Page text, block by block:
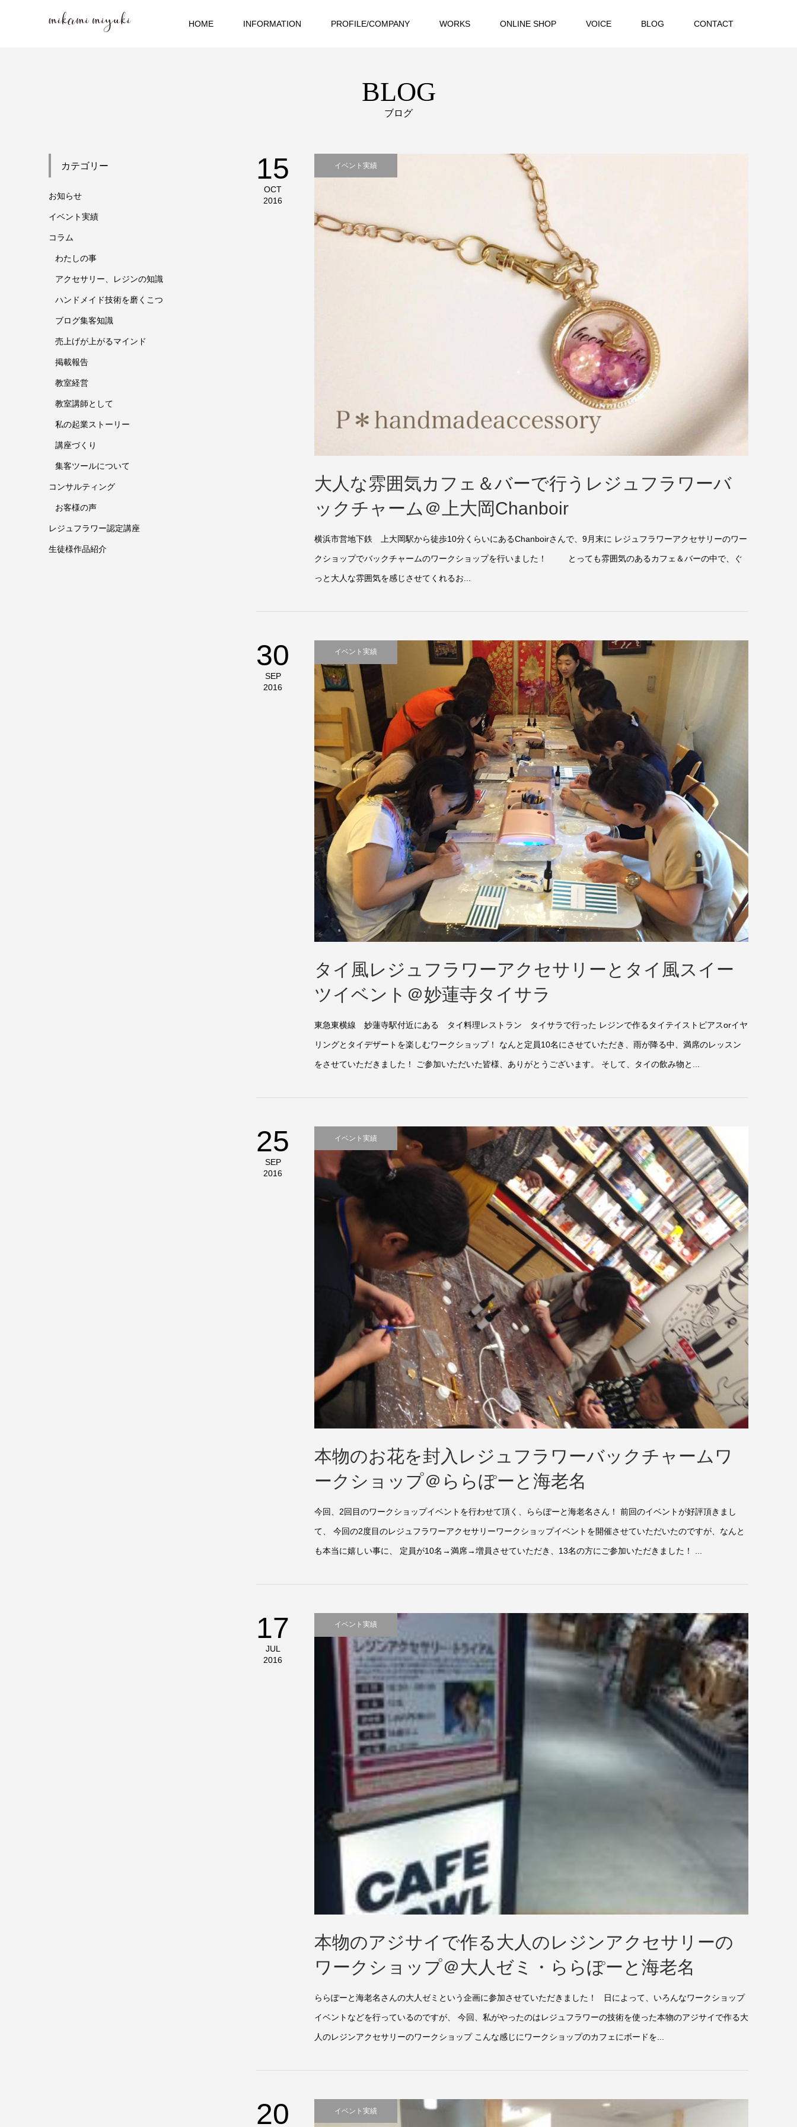
HOME INFORMATION PROFILE/COMPANY WORKS ONLINE SHOP VOICE BLOG CONTACT
BLOG
ブログ
15
OCT
2016
イベント実績
大人な雰囲気カフェ＆バーで行うレジュフラワーバ
ックチャーム＠上大岡Chanboir
横浜市営地下鉄 上大岡駅から徒歩10分くらいにあるChanboirさんで、9月末に レジュフラワーアクセサリーのワー
クショップでバックチャームのワークショップを行いました！ とっても雰囲気のあるカフェ＆バーの中で、ぐ
っと大人な雰囲気を感じさせてくれるお...
30
SEP
2016
イベント実績
タイ風レジュフラワーアクセサリーとタイ風スイー
ツイベント＠妙蓮寺タイサラ
東急東横線 妙蓮寺駅付近にある タイ料理レストラン タイサラで行った レジンで作るタイテイストピアスorイヤ
リングとタイデザートを楽しむワークショップ！ なんと定員10名にさせていただき、雨が降る中、満席のレッスン
をさせていただきました！ ご参加いただいた皆様、ありがとうございます。 そして、タイの飲み物と...
25
SEP
2016
イベント実績
本物のお花を封入レジュフラワーバックチャームワ
ークショップ＠ららぽーと海老名
今回、2回目のワークショップイベントを行わせて頂く、ららぽーと海老名さん！ 前回のイベントが好評頂きまし
て、 今回の2度目のレジュフラワーアクセサリーワークショップイベントを開催させていただいたのですが、なんと
も本当に嬉しい事に、 定員が10名→満席→増員させていただき、13名の方にご参加いただきました！ ...
17
JUL
2016
イベント実績
本物のアジサイで作る大人のレジンアクセサリーの
ワークショップ＠大人ゼミ・ららぽーと海老名
ららぽーと海老名さんの大人ゼミという企画に参加させていただきました！ 日によって、いろんなワークショップ
イベントなどを行っているのですが、 今回、私がやったのはレジュフラワーの技術を使った本物のアジサイで作る大
人のレジンアクセサリーのワークショップ こんな感じにワークショップのカフェにボードを...
20 イベント実績
カテゴリー
お知らせ
イベント実績
コラム
わたしの事
アクセサリー、レジンの知識
ハンドメイド技術を磨くこつ
ブログ集客知識
売上げが上がるマインド
掲載報告
教室経営
教室講師として
私の起業ストーリー
講座づくり
集客ツールについて
コンサルティング
お客様の声
レジュフラワー認定講座
生徒様作品紹介